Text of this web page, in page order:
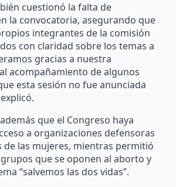
cuestionó la falta de
la convocatoria, asegurando que
integrantes de la comisión
con claridad sobre los temas a
gracias a nuestra
acompañamiento de algunos
esta sesión no fue anunciada
que el Congreso haya
a organizaciones defensoras
de las mujeres, mientras permitió
que se oponen al aborto y
“salvemos las dos vidas”.